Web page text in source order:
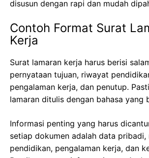
disusun dengan rapi dan mudah
Contoh Format Surat
Kerja
Surat lamaran kerja harus berisi
pernyataan tujuan, riwayat
pengalaman kerja, dan penutup.
lamaran ditulis dengan bahasa yang
Informasi penting yang harus
setiap dokumen adalah data pribadi,
pendidikan, pengalaman kerja, dan